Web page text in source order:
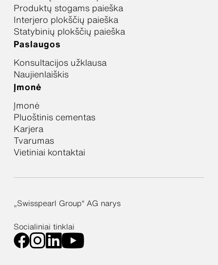
Produktų stogams paieška
Interjero plokščių paieška
Statybinių plokščių paieška
Paslaugos
Konsultacijos užklausa
Naujienlaiškis
Įmonė
Įmonė
Pluoštinis cementas
Karjera
Tvarumas
Vietiniai kontaktai
„Swisspearl Group“ AG narys
Socialiniai tinklai